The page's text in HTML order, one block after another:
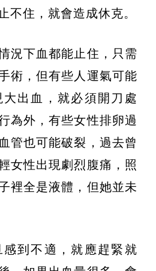
不住，就會造成休克。
況下血都能止住，只需
術，但有些人運氣可能
出血，就必須開刀處
為外，有些女性排卵過
管也可能破裂，過去曾
女性出現劇烈腹痛，照
裡全是液體，但她並未
到不適，就應趕緊就